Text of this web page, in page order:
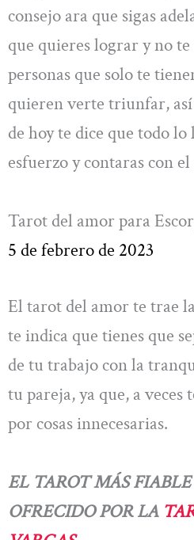
consejo ara que sigas
que quieres lograr y no
personas que solo te
quieren verte triunfar, así
de hoy te dice que todo
esfuerzo y contaras con
Tarot del amor para
5 de febrero de 2023
El tarot del amor te trae la
te indica que tienes que
de tu trabajo con la
tu pareja, ya que, a
por cosas innecesarias.
EL TAROT MÁS
OFRECIDO POR LA